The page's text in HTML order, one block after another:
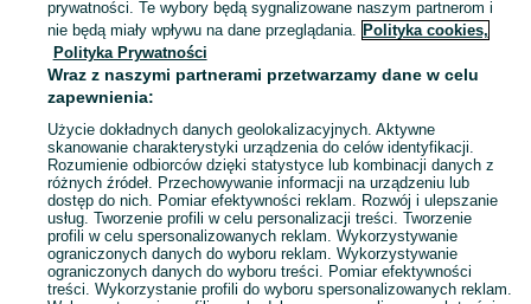
prywatności. Te wybory będą sygnalizowane naszym partnerom i
nie będą miały wpływu na dane przeglądania. Polityka cookies,
Polityka Prywatności
Wraz z naszymi partnerami przetwarzamy dane w celu
zapewnienia:
Użycie dokładnych danych geolokalizacyjnych. Aktywne
skanowanie charakterystyki urządzenia do celów identyfikacji.
Rozumienie odbiorców dzięki statystyce lub kombinacji danych z
różnych źródeł. Przechowywanie informacji na urządzeniu lub
dostęp do nich. Pomiar efektywności reklam. Rozwój i ulepszanie
usług. Tworzenie profili w celu personalizacji treści. Tworzenie
profili w celu spersonalizowanych reklam. Wykorzystywanie
ograniczonych danych do wyboru reklam. Wykorzystywanie
ograniczonych danych do wyboru treści. Pomiar efektywności
treści. Wykorzystanie profili do wyboru spersonalizowanych reklam.